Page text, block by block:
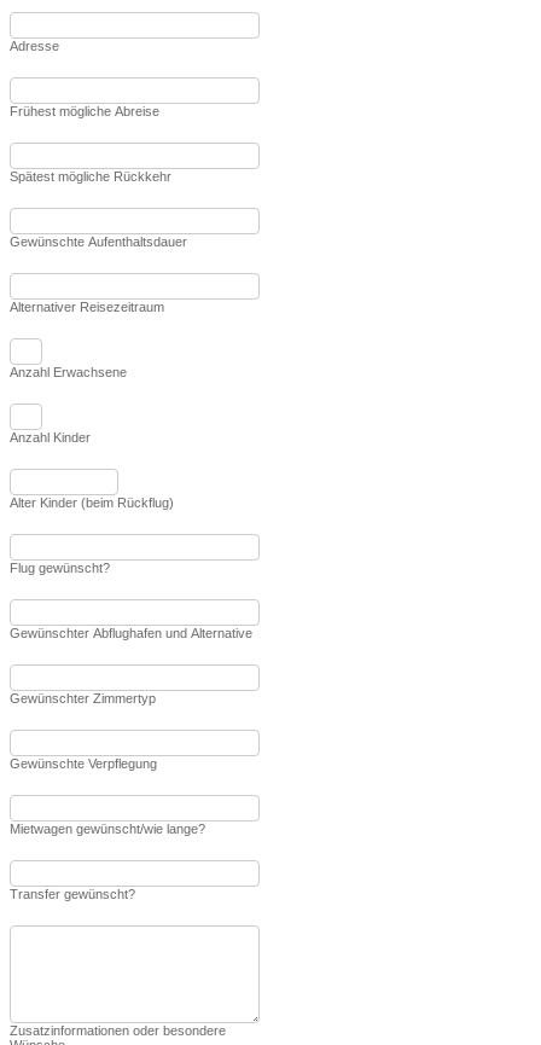
Adresse
Frühest mögliche Abreise
Spätest mögliche Rückkehr
Gewünschte Aufenthaltsdauer
Alternativer Reisezeitraum
Anzahl Erwachsene
Anzahl Kinder
Alter Kinder (beim Rückflug)
Flug gewünscht?
Gewünschter Abflughafen und Alternative
Gewünschter Zimmertyp
Gewünschte Verpflegung
Mietwagen gewünscht/wie lange?
Transfer gewünscht?
Zusatzinformationen oder besondere